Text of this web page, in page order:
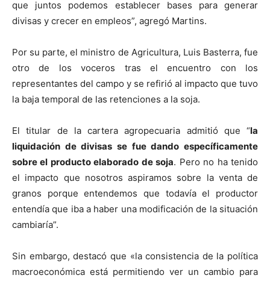
que juntos podemos establecer bases para generar
divisas y crecer en empleos”, agregó Martins.
Por su parte, el ministro de Agricultura, Luis Basterra, fue
otro de los voceros tras el encuentro con los
representantes del campo y se refirió al impacto que tuvo
la baja temporal de las retenciones a la soja.
El titular de la cartera agropecuaria admitió que “la
liquidación de divisas se fue dando específicamente
sobre el producto elaborado de soja. Pero no ha tenido
el impacto que nosotros aspiramos sobre la venta de
granos porque entendemos que todavía el productor
entendía que iba a haber una modificación de la situación
cambiaría”.
Sin embargo, destacó que «la consistencia de la política
macroeconómica está permitiendo ver un cambio para